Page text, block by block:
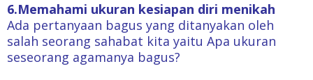
6.Memahami ukuran kesiapan diri menikah
Ada pertanyaan bagus yang ditanyakan oleh
salah seorang sahabat kita yaitu Apa ukuran
seseorang agamanya bagus?